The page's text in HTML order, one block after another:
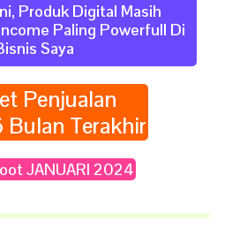
Produk Digital Masih
Paling Powerfull Di
Saya
Penjualan
Bulan Terakhir
JANUARI 2024